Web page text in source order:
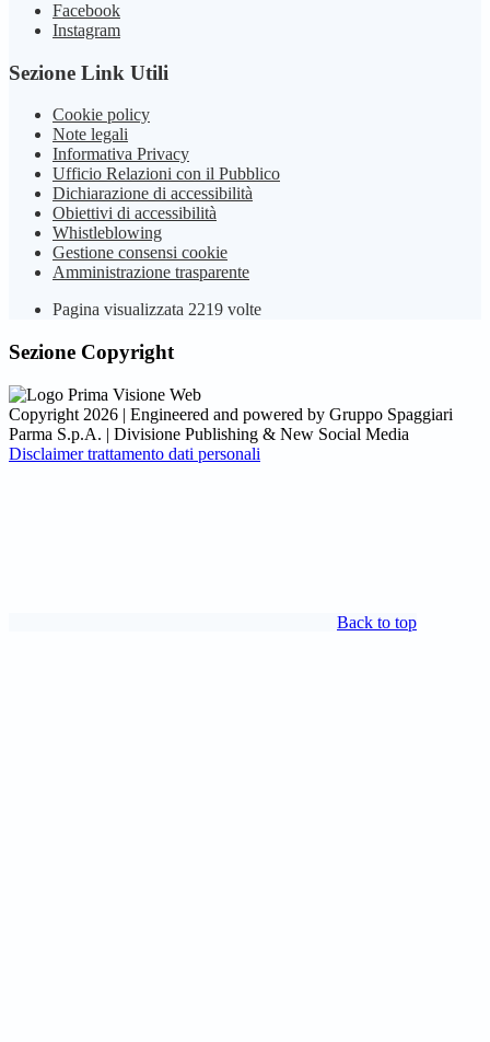
Facebook
Instagram
Sezione Link Utili
Cookie policy
Note legali
Informativa Privacy
Ufficio Relazioni con il Pubblico
Dichiarazione di accessibilità
Obiettivi di accessibilità
Whistleblowing
Gestione consensi cookie
Amministrazione trasparente
Pagina visualizzata 2219 volte
Sezione Copyright
Copyright 2026 | Engineered and powered by Gruppo Spaggiari
Parma S.p.A. | Divisione Publishing & New Social Media
Disclaimer trattamento dati personali
Back to top